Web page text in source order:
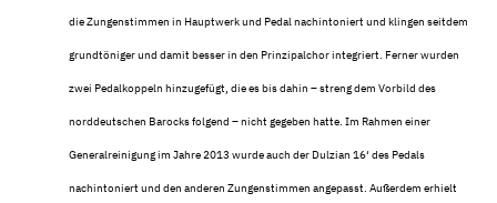
die Zungenstimmen in Hauptwerk und Pedal nachintoniert und klingen seitdem
grundtöniger und damit besser in den Prinzipalchor integriert. Ferner wurden
zwei Pedalkoppeln hinzugefügt, die es bis dahin – streng dem Vorbild des
norddeutschen Barocks folgend – nicht gegeben hatte. Im Rahmen einer
Generalreinigung im Jahre 2013 wurde auch der Dulzian 16‘ des Pedals
nachintoniert und den anderen Zungenstimmen angepasst. Außerdem erhielt